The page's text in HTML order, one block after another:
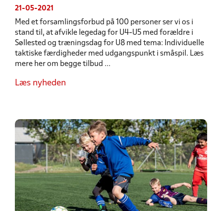
21-05-2021
Med et forsamlingsforbud på 100 personer ser vi os i
stand til, at afvikle legedag for U4-U5 med forældre i
Søllested og træningsdag for U8 med tema: Individuelle
taktiske færdigheder med udgangspunkt i småspil. Læs
mere her om begge tilbud ...
Læs nyheden